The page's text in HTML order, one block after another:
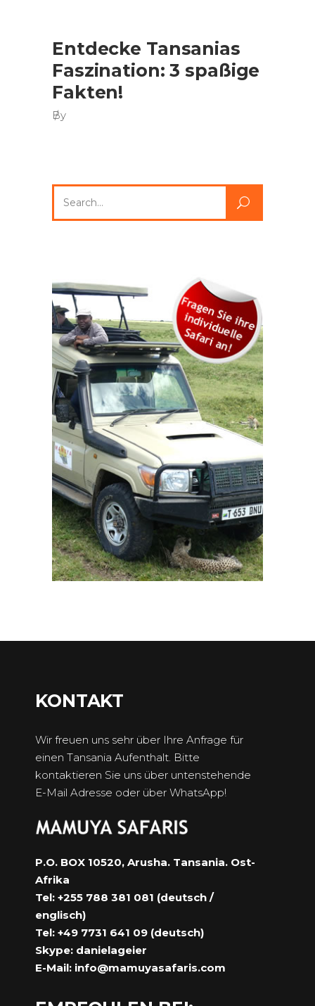
Entdecke Tansanias
Faszination: 3 spaßige
Fakten!
By
for:
KONTAKT
Wir freuen uns sehr über Ihre Anfrage für
einen Tansania Aufenthalt. Bitte
kontaktieren Sie uns über untenstehende
E-Mail Adresse oder über WhatsApp!
P.O. BOX 10520, Arusha. Tansania. Ost-
Afrika
Tel: +255 788 381 081 (deutsch /
englisch)
Tel: +49 7731 641 09 (deutsch)
Skype: danielageier
E-Mail: info@mamuyasafaris.com